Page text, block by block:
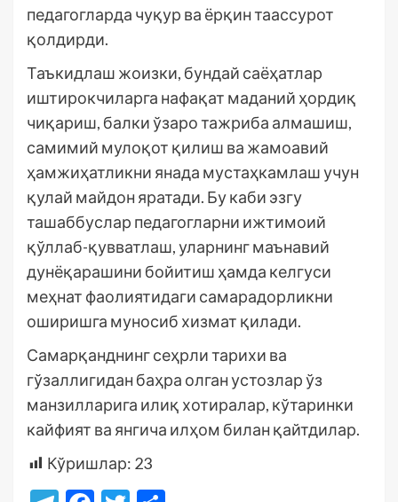
педагогларда чуқур ва ёрқин таассурот
қолдирди.
Таъкидлаш жоизки, бундай саёҳатлар
иштирокчиларга нафақат маданий ҳордиқ
чиқариш, балки ўзаро тажриба алмашиш,
самимий мулоқот қилиш ва жамоавий
ҳамжиҳатликни янада мустаҳкамлаш учун
қулай майдон яратади. Бу каби эзгу
ташаббуслар педагогларни ижтимоий
қўллаб-қувватлаш, уларнинг маънавий
дунёқарашини бойитиш ҳамда келгуси
меҳнат фаолиятидаги самарадорликни
оширишга муносиб хизмат қилади.
Самарқанднинг сеҳрли тарихи ва
гўзаллигидан баҳра олган устозлар ўз
манзилларига илиқ хотиралар, кўтаринки
кайфият ва янгича илҳом билан қайтдилар.
Кўришлар: 23